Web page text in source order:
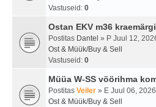
Vastuseid: 0
Ostan EKV m36
Postitas Dantel » P Juul 12,
Ost & Müük/Buy & Sell
Vastuseid: 0
Müüa W-SS vöörihma
Postitas Veiler » E Juul 06,
Ost & Müük/Buy & Sell